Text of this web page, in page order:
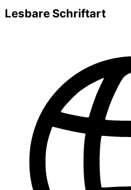
Lesbare Schriftart